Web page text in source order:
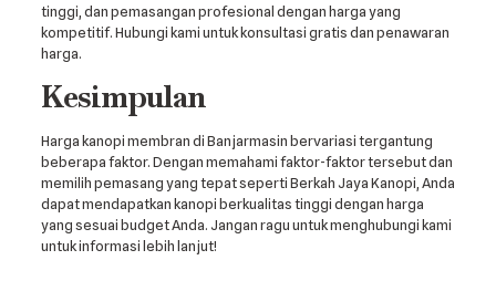
tinggi, dan pemasangan profesional dengan harga yang
kompetitif. Hubungi kami untuk konsultasi gratis dan penawaran
harga.
Kesimpulan
Harga kanopi membran di Banjarmasin bervariasi tergantung
beberapa faktor. Dengan memahami faktor-faktor tersebut dan
memilih pemasang yang tepat seperti Berkah Jaya Kanopi, Anda
dapat mendapatkan kanopi berkualitas tinggi dengan harga
yang sesuai budget Anda. Jangan ragu untuk menghubungi kami
untuk informasi lebih lanjut!